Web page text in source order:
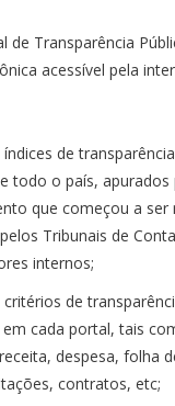
de Transparência
acessível pela
de
todo o país, apurados
que começou a ser
Tribunais de
internos;
critérios de
cada portal, tais
despesa, folha
contratos, etc;